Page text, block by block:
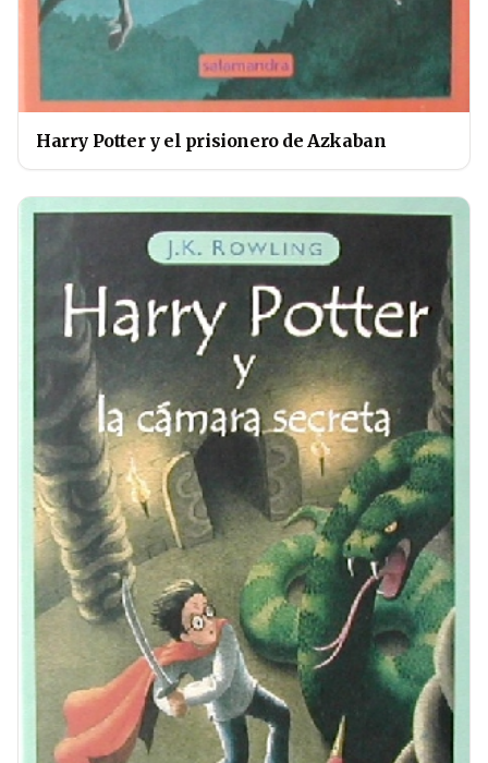
Harry Potter y el prisionero de Azkaban